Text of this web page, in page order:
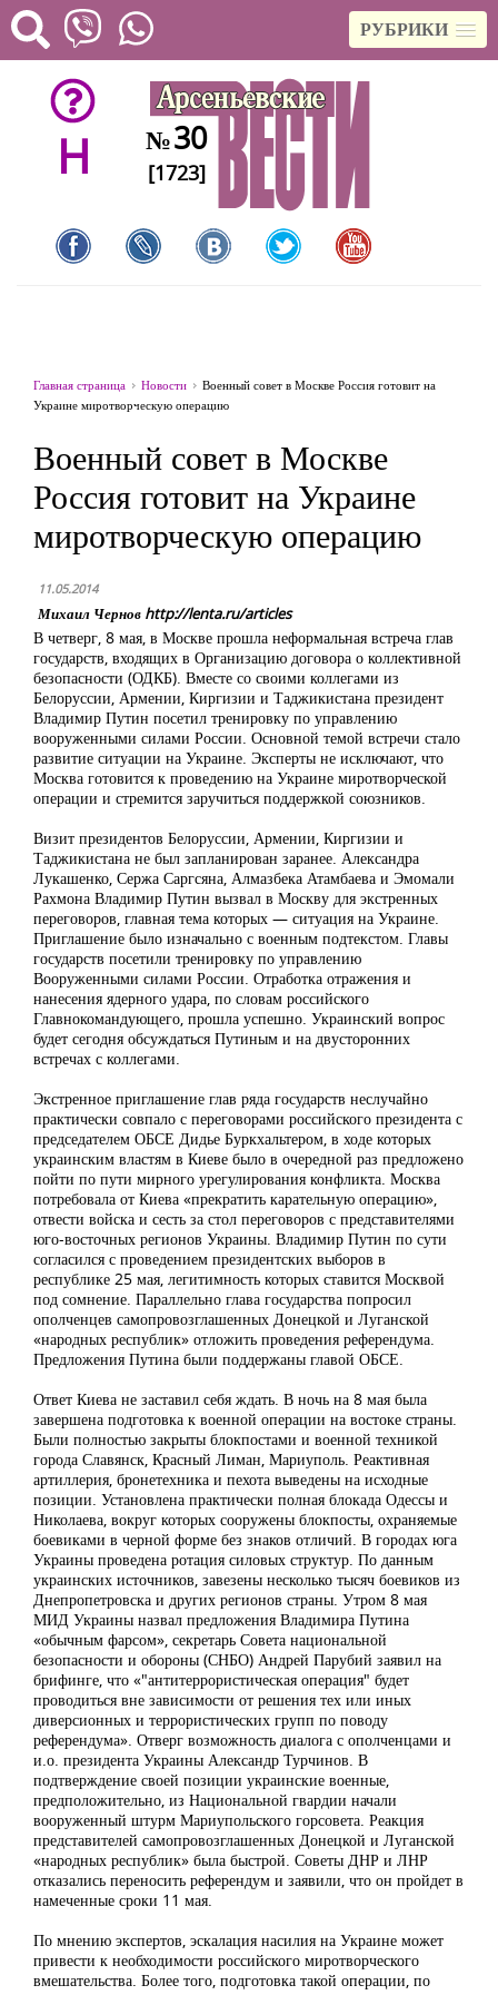
РУБРИКИ
H №30
[1723]
Главная страница Новости
Военный совет в Москве Россия готовит на
Украине миротворческую операцию
Военный совет в Москве
Россия готовит на Украине
миротворческую операцию
11.05.2014
Михаил Чернов http://lenta.ru/articles
В четверг, 8 мая, в Москве прошла неформальная встреча глав
государств, входящих в Организацию договора о коллективной
безопасности (ОДКБ). Вместе со своими коллегами из
Белоруссии, Армении, Киргизии и Таджикистана президент
Владимир Путин посетил тренировку по управлению
вооруженными силами России. Основной темой встречи стало
развитие ситуации на Украине. Эксперты не исключают, что
Москва готовится к проведению на Украине миротворческой
операции и стремится заручиться поддержкой союзников.
Визит президентов Белоруссии, Армении, Киргизии и
Таджикистана не был запланирован заранее. Александра
Лукашенко, Сержа Саргсяна, Алмазбека Атамбаева и Эмомали
Рахмона Владимир Путин вызвал в Москву для экстренных
переговоров, главная тема которых — ситуация на Украине.
Приглашение было изначально с военным подтекстом. Главы
государств посетили тренировку по управлению
Вооруженными силами России. Отработка отражения и
нанесения ядерного удара, по словам российского
Главнокомандующего, прошла успешно. Украинский вопрос
будет сегодня обсуждаться Путиным и на двусторонних
встречах с коллегами.
Экстренное приглашение глав ряда государств неслучайно
практически совпало с переговорами российского президента с
председателем ОБСЕ Дидье Буркхальтером, в ходе которых
украинским властям в Киеве было в очередной раз предложено
пойти по пути мирного урегулирования конфликта. Москва
потребовала от Киева «прекратить карательную операцию»,
отвести войска и сесть за стол переговоров с представителями
юго-восточных регионов Украины. Владимир Путин по сути
согласился с проведением президентских выборов в
республике 25 мая, легитимность которых ставится Москвой
под сомнение. Параллельно глава государства попросил
ополченцев самопровозглашенных Донецкой и Луганской
«народных республик» отложить проведения референдума.
Предложения Путина были поддержаны главой ОБСЕ.
Ответ Киева не заставил себя ждать. В ночь на 8 мая была
завершена подготовка к военной операции на востоке страны.
Были полностью закрыты блокпостами и военной техникой
города Славянск, Красный Лиман, Мариуполь. Реактивная
артиллерия, бронетехника и пехота выведены на исходные
позиции. Установлена практически полная блокада Одессы и
Николаева, вокруг которых сооружены блокпосты, охраняемые
боевиками в черной форме без знаков отличий. В городах юга
Украины проведена ротация силовых структур. По данным
украинских источников, завезены несколько тысяч боевиков из
Днепропетровска и других регионов страны. Утром 8 мая
МИД Украины назвал предложения Владимира Путина
«обычным фарсом», секретарь Совета национальной
безопасности и обороны (СНБО) Андрей Парубий заявил на
брифинге, что «"антитеррористическая операция" будет
проводиться вне зависимости от решения тех или иных
диверсионных и террористических групп по поводу
референдума». Отверг возможность диалога с ополченцами и
и.о. президента Украины Александр Турчинов. В
подтверждение своей позиции украинские военные,
предположительно, из Национальной гвардии начали
вооруженный штурм Мариупольского горсовета. Реакция
представителей самопровозглашенных Донецкой и Луганской
«народных республик» была быстрой. Советы ДНР и ЛНР
отказались переносить референдум и заявили, что он пройдет в
намеченные сроки 11 мая.
По мнению экспертов, эскалация насилия на Украине может
привести к необходимости российского миротворческого
вмешательства. Более того, подготовка такой операции, по